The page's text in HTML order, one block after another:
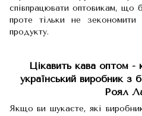
співпрацювати оптовикам,
проте тільки не зекономити
продукту.
Цікавить кава оптом -
український виробник з
Роял
Якщо ви шукаєте, які